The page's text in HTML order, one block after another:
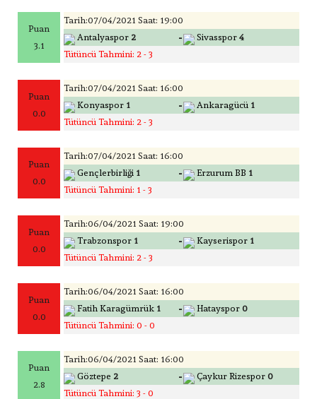
Puan
3.1
Tarih:07/04/2021 Saat: 19:00
Antalyaspor 2 - Sivasspor 4
Tütüncü Tahmini: 2 - 3
Puan
0.0
Tarih:07/04/2021 Saat: 16:00
Konyaspor 1 - Ankaragücü 1
Tütüncü Tahmini: 2 - 3
Puan
0.0
Tarih:07/04/2021 Saat: 16:00
Gençlerbirliği 1 - Erzurum BB 1
Tütüncü Tahmini: 1 - 3
Puan
0.0
Tarih:06/04/2021 Saat: 19:00
Trabzonspor 1 - Kayserispor 1
Tütüncü Tahmini: 2 - 3
Puan
0.0
Tarih:06/04/2021 Saat: 16:00
Fatih Karagümrük 1 - Hatayspor 0
Tütüncü Tahmini: 0 - 0
Puan
2.8
Tarih:06/04/2021 Saat: 16:00
Göztepe 2 - Çaykur Rizespor 0
Tütüncü Tahmini: 3 - 0